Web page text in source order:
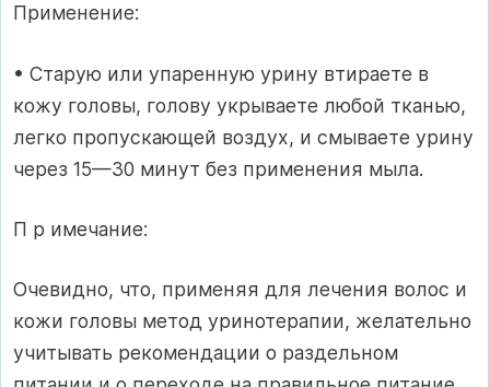
Применение:
• Старую или упаренную урину втираете в
кожу головы, голову укрываете любой тканью,
легко пропускающей воздух, и смываете урину
через 15—30 минут без применения мыла.
П р имечание:
Очевидно, что, применяя для лечения волос и
кожи головы метод уринотерапии, желательно
учитывать рекомендации о раздельном